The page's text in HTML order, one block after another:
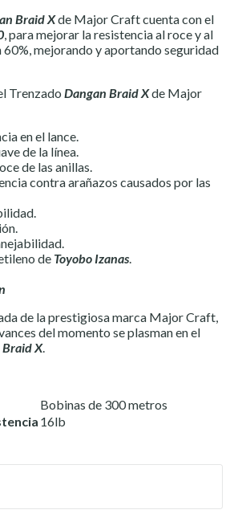
Braid Xde Major Craft cuenta con el
, para mejorar la resistencia al roce y al
60%, mejorando y aportando seguridad
Trenzado Dangan Braid Xde Major
en el lance.
de la línea.
de las anillas.
contra arañazos causados por las
de Toyobo Izanas.
de la prestigiosa marca Major Craft,
del momento se plasman en el
X.
Bobinas de 300 metros
16lb